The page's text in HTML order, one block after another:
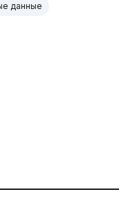
данные